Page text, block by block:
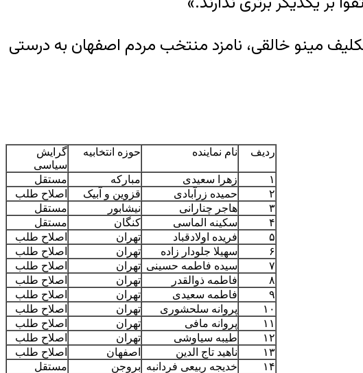
مجلس تا به امروز ۱۷ نفر اعلام شده و هنوز تکلیف مینو خالقی، نامزد منتخب مردم اصفهان به درستی
ردیف نام نماینده حوزه انتخابیه
گرایش
سیاسی
۱
زهرا سعیدی مبارکه
مستقل
۲
حمیده زرآبادی قزوین و آبیک
اصلاح طلب
۳
هاجر چنارانی نیشابور
مستقل
۴
سکینه الماسی کنگان
مستقل
۵
فریده اولادقباد تهران
اصلاح طلب
۶
سهیلا جلودار زاده تهران
اصلاح طلب
۷
سیده فاطمه حسینی تهران
اصلاح طلب
۸
فاطمه ذوالقدر تهران
اصلاح طلب
۹
فاطمه سعیدی تهران
اصلاح طلب
۱۰
پروانه سلحشوری تهران
اصلاح طلب
۱۱
پروانه مافی تهران
اصلاح طلب
۱۲
طیبه سیاوشی تهران
اصلاح طلب
۱۳
ناهید تاج الدین اصفهان
اصلاح طلب
۱۴
خدیجه ربیعی فردانبه بروجن
مستقل